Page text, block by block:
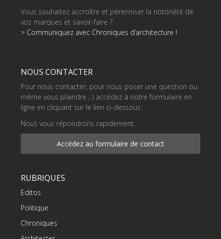
Vous souhaitez accroître et pérenniser la notoriété de
vos marques et savoir-faire ?
> Communiquez avec Chroniques d’architecture !
NOUS CONTACTER
Pour nous contacter, pour nous poser une question ou
même vous plaindre ;-) accédez à notre formulaire en
ligne en cliquant sur le lien ci-dessous.
Nous vous répondrons rapidement.
Accédez au formulaire de contact
RUBRIQUES
Editos
Politique
Chroniques